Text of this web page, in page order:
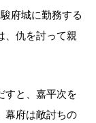
府城に勤務する
、仇を討って親
すと、嘉平次を
幕府は敵討ちの